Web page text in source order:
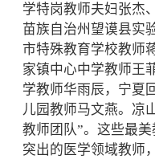
学特岗教师夫妇张杰
苗族自治州望谟县实
市特殊教育学校教师
家镇中心中学教师王
学教师华雨辰，宁夏
儿园教师马文燕。凉
教师团队”。这些最
突出的医学领域教师